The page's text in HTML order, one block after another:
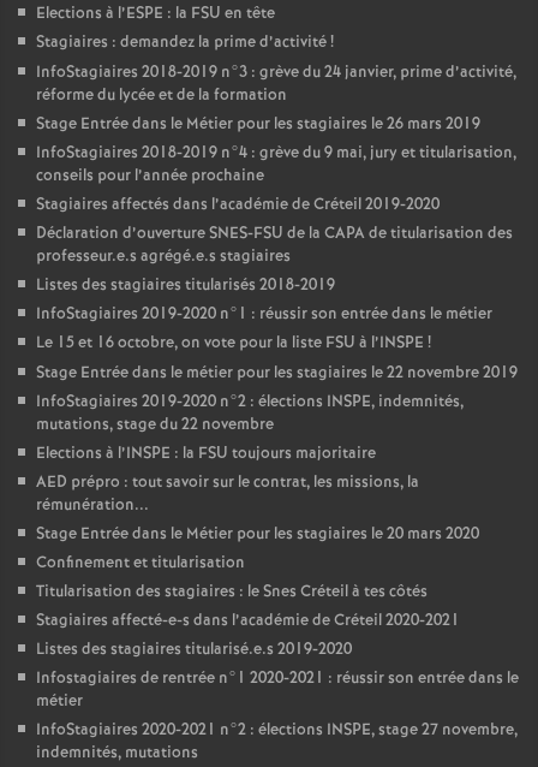
Elections à l’ESPE : la FSU en tête
Stagiaires : demandez la prime d’activité!
InfoStagiaires 2018-2019 n°3 : grève du 24 janvier, prime d’activité,
réforme du lycée et de la formation
Stage Entrée dans le Métier pour les stagiaires le 26 mars 2019
InfoStagiaires 2018-2019 n°4 : grève du 9 mai, jury et titularisation,
conseils pour l’année prochaine
Stagiaires affectés dans l’académie de Créteil 2019-2020
Déclaration d’ouvertureSNES-FSU de la CAPAde titularisation des
professeur.e.s agrégé.e.s stagiaires
Listes des stagiaires titularisés 2018-2019
InfoStagiaires 2019-2020 n°1 : réussir son entrée dans le métier
Le 15 et 16 octobre, on vote pour la liste FSU à l’INSPE !
Stage Entrée dans le métier pour les stagiaires le 22 novembre 2019
InfoStagiaires 2019-2020 n°2 : élections INSPE, indemnités,
mutations, stage du 22 novembre
Elections à l’INSPE : la FSU toujours majoritaire
AED prépro : tout savoir sur le contrat, les missions, la
rémunération...
Stage Entrée dans le Métier pour les stagiaires le 20 mars 2020
Confinement et titularisation
Titularisation des stagiaires : le Snes Créteil à tes côtés
Stagiaires affecté-e-s dans l’académie de Créteil 2020-2021
Listes des stagiaires titularisé.e.s 2019-2020
Infostagiaires de rentrée n°1 2020-2021 : réussir son entrée dans le
métier
InfoStagiaires 2020-2021 n°2 : élections INSPE, stage 27 novembre,
indemnités, mutations